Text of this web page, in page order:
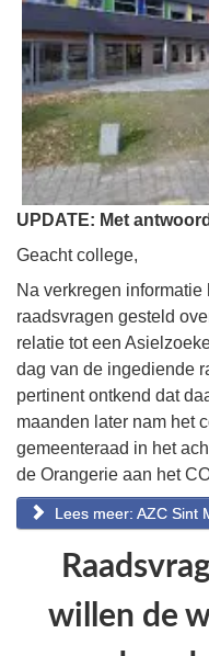
UPDATE: Met
Geacht college,
Na verkregen
raadsvragen gesteld
relatie tot een
dag van de ingediende
pertinent ontkend dat
maanden later nam het
gemeenteraad in het
de Orangerie aan het
Lees meer: AZC Sint
willen de